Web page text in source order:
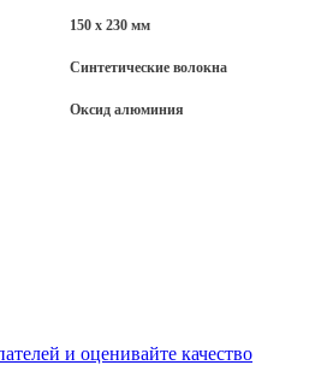
150 x 230 мм
Синтетические волокна
Оксид алюминия